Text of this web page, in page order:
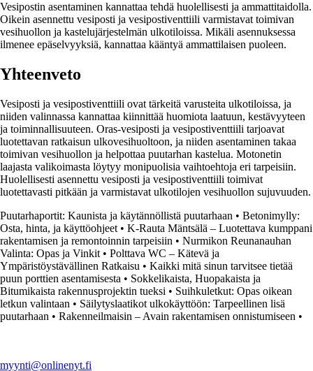
Vesipostin asentaminen kannattaa tehdä huolellisesti ja ammattitaidolla.
Oikein asennettu vesiposti ja vesipostiventtiili varmistavat toimivan
vesihuollon ja kastelujärjestelmän ulkotiloissa. Mikäli asennuksessa
ilmenee epäselvyyksiä, kannattaa kääntyä ammattilaisen puoleen.
Yhteenveto
Vesiposti ja vesipostiventtiili ovat tärkeitä varusteita ulkotiloissa, ja
niiden valinnassa kannattaa kiinnittää huomiota laatuun, kestävyyteen
ja toiminnallisuuteen. Oras-vesiposti ja vesipostiventtiili tarjoavat
luotettavan ratkaisun ulkovesihuoltoon, ja niiden asentaminen takaa
toimivan vesihuollon ja helpottaa puutarhan kastelua. Motonetin
laajasta valikoimasta löytyy monipuolisia vaihtoehtoja eri tarpeisiin.
Huolellisesti asennettu vesiposti ja vesipostiventtiili toimivat
luotettavasti pitkään ja varmistavat ulkotilojen vesihuollon sujuvuuden.
Puutarhaportit: Kaunista ja käytännöllistä puutarhaan • Betonimylly:
Osta, hinta, ja käyttöohjeet • K-Rauta Mäntsälä – Luotettava kumppani
rakentamisen ja remontoinnin tarpeisiin • Nurmikon Reunanauhan
Valinta: Opas ja Vinkit • Polttava WC – Kätevä ja
Ympäristöystävällinen Ratkaisu • Kaikki mitä sinun tarvitsee tietää
puun porttien asentamisesta • Sokkelikaista, Huopakaista ja
Bitumikaista rakennusprojektin tueksi • Suihkuletkut: Opas oikean
letkun valintaan • Säilytyslaatikot ulkokäyttöön: Tarpeellinen lisä
puutarhaan • Rakenneilmaisin – Avain rakentamisen onnistumiseen •
myynti@onlinenyt.fi